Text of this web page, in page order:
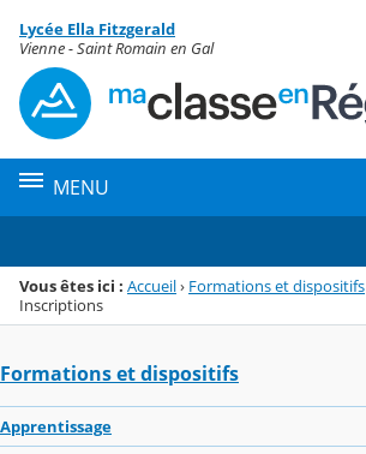
Menu de la rubrique
Contenu
Lycée Ella Fitzgerald
Vienne - Saint Romain en Gal
MENU
Vous êtes ici : Accueil› Formations et dispositifs
Inscriptions
Formations et dispositifs
Apprentissage